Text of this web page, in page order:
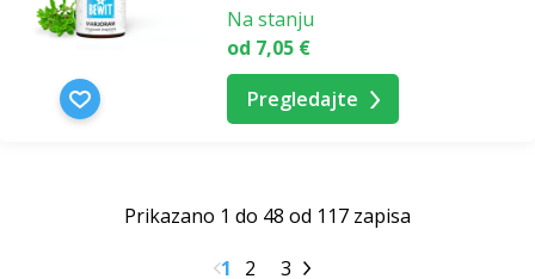
Na stanju
od 7,05 €
Pregledajte
Prikazano 1 do 48 od 117 zapisa
1
2 3